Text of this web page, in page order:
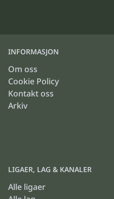
INFORMASJON
Om oss
Cookie Policy
Kontakt oss
Arkiv
LIGAER, LAG & KANALER
Alle ligaer